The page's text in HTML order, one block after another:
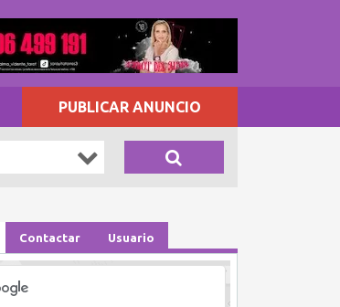
PUBLICAR ANUNCIO
Contactar Usuario